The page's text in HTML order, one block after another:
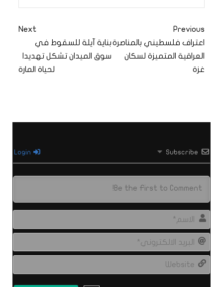
Previous
اعتراف فلسطيني بالمناصرة
العراقية المتميزة لسكان
غزة
Next
بناية آيلة للسقوط في
سوق الميدان تشكل تهديدا
لحياة المارة
Subscribe